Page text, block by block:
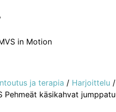
in Motion
ja terapia / Harjoittelu
Pehmeät käsikahvat